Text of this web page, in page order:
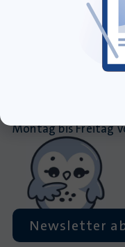
08395
08395
Montag bis Freitag
Newsletter